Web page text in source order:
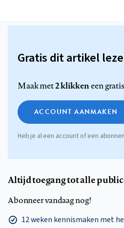
Gratis dit artikel
Maak met2 klikkeneen
ACCOUNT AANMAKEN
Heb je al een account of een
Altijd toegang tot alle
Abonneer vandaag nog!
12 weken kennismaken met